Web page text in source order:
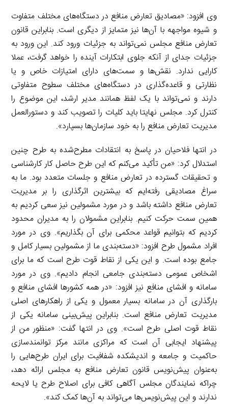
وی افزود: «مصادیق تعارض منافع در دستگاه‌های مختلف متفاوت
و شیوه مواجهه با آن‌ها نیز متمایز از دیگری است. بنابراین قانون
تعارض منافع مجلس نمی‌تواند به جزئیات ورود کند. این ورود به
جزئیات جدای از آنکه جلوی ابتکارات آینده را خواهد گرفت، عملا
کارایی ندارد. نقش‌ها و سمت‌های دارای امتیازات خاص و یا
نظارتی و قاعده‌گذاری در دستگاه‌های مختلف سطوح متفاوتی
دارند و نمی‌تواند با یک لفظ همانند مدیر ارشد، این موضوع را
کنترل کرد. مجلس نهایتا باید کلیات را تصویب کند و دستورالعمل
مدیریت تعارض منافع را به خود سازمان‌ها بسپارد».
در انتها فلاحیان در پاسخ به انتقادات مطرح‌شده به طرح چنین
استدلال کرد: «من تأکید می‌کنم که این طرح حاصل کار کارشناسی
و تحقیقات گسترده در تعارض منافع و جلسات متعدد بود. ما به
سراغ مصادیقی رفته‌ایم که بیشترین اثرگذاری را بر مدیریت
تعارض منافع داشته باشد و در مورد مشمولین نیز سعی کردیم به
همین سمت حرکت کنیم. بنابراین مشمولان را به مدیران محدود
کردیم که بتوانیم قواعد محکمی برای آن بگذاریم». وی در مورد
افراد مشمول طرح افزود: «دسته‌بندی ما از مشمولین بسیار کامل و
جامع بوده است. و این یکی از نقاط قوت طرح است که ما برای
اشخاص عمومی دسته‌بندی جامعی انجام دادیم». وی در مورد
سامانه و افشای منافع نیز افزود: «در همه کشورها افشای منافع و
بارگذاری آن در سامانه بسیار معمول و یکی از راهکارهای اصلی
مدیریت تعارض منافع است. بنابراین پیش‌بینی سامانه یکی از
نقاط قوت اصلی طرح است». وی در انتها گفت: «منظور من از
پیشنهاد ایجابی آن است که مراکزی مانند مرکز توانمندسازی
حاکمیت و جامعه و اندیشکده شفافیت برای ایران طرح‌هایی را
به‌عنوان پیش‌نویس قانون تعارض منافع به مجلس ارائه دهد،
چراکه نمایندگان مجلس آگاهی کافی برای اصلاح طرح یا لایحه
ندارند و این پیش‌نویس‌ها می‌تواند به آن‌ها کمک کند».